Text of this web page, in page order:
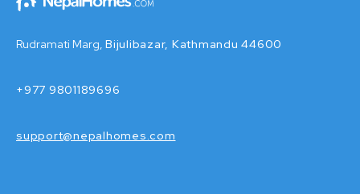
Rudramati Marg, Bijulibazar, Kathmandu 44600
+977 9801189696
support@nepalhomes.com